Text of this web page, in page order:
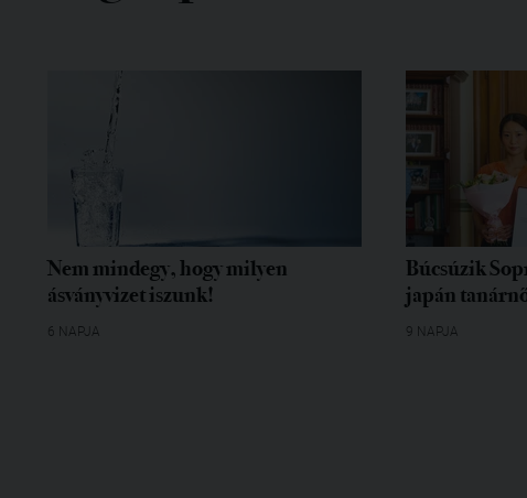
Nem mindegy, hogy milyen
ásványvizet iszunk!
6 NAPJA
Búcsúzik
japán
9 NAPJA